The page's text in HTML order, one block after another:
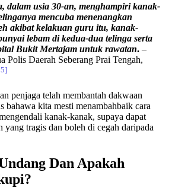
dalam usia 30-an, menghampiri kanak-
mencuba menenangkan
akibat kelakuan guru itu, kanak-
lebam di kedua-dua telinga serta
Bukit Mertajam untuk rawatan. –
Polis Daerah Seberang Prai Tengah,
penjaga telah membantah dakwaan
bahawa kita mesti menambahbaik cara
kanak-kanak, supaya dapat
yang tragis dan boleh di cegah daripada
Dan Apakah